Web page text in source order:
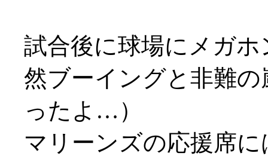
試合後に球場にメガ
然ブーイングと非難
ったよ…）
マリーンズの応援席